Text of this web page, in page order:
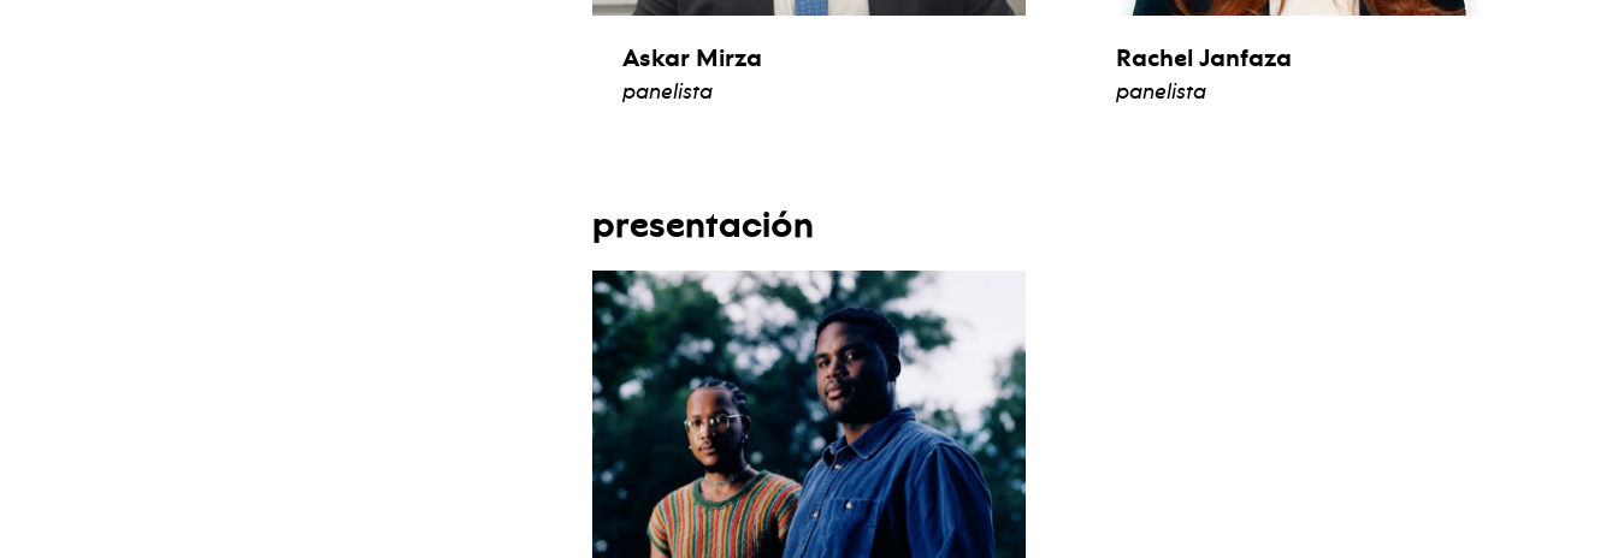
Askar Mirza
panelista
Rachel Janfaza
panelista
presentación